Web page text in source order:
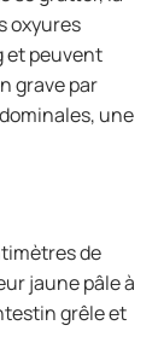
oxyures
et peuvent
grave par
une
de
jaune pâle à
grêle et